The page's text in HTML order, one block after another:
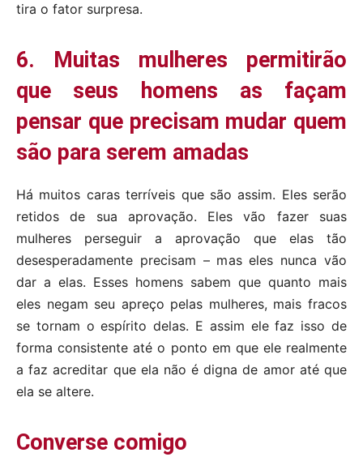
tira o fator surpresa.
6. Muitas mulheres permitirão
que seus homens as façam
pensar que precisam mudar quem
são para serem amadas
Há muitos caras terríveis que são assim. Eles serão
retidos de sua aprovação. Eles vão fazer suas
mulheres perseguir a aprovação que elas tão
desesperadamente precisam – mas eles nunca vão
dar a elas. Esses homens sabem que quanto mais
eles negam seu apreço pelas mulheres, mais fracos
se tornam o espírito delas. E assim ele faz isso de
forma consistente até o ponto em que ele realmente
a faz acreditar que ela não é digna de amor até que
ela se altere.
Converse comigo